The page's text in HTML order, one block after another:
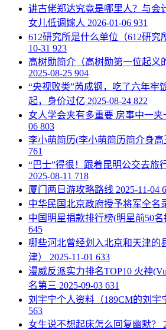
讲古佬郑达究竟是哪里人？与会
女儿低调嫁人 2026-01-06 931
​612研究所是什么单位（612研究
10-31 923
高树勋简介（高树勋第一位起义
2025-08-25 904
​“央视败类”芮成钢，吃了六年牢
起，身价过亿 2025-08-24 822
女人学会夹有多重要 房事中一夹
06 803
李小萌简历(李小萌简历简介身高
761
“巴士”得很！跟着昆明公交去旅
2025-08-11 718
​厦门两日游攻略路线 2025-11-04
中华民国北京政府授予将军全名
中国明星捐款排行榜(明星前50
645
哪些河北曾经划入北京和天津的
津）
2025-11-01 633
漫威反派实力排名TOP10 火神
名第三 2025-09-03 631
刘宇宁个人资料（189CM的刘宇
563
​女生说不想起床怎么回复幽默？